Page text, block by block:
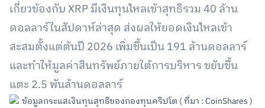
เกี่ยวข้องกับ XRP มีเงินทุนไหลเข้าสุทธิรวม 40 ล้าน
ดอลลาร์ในสัปดาห์ล่าสุด ส่งผลให้ยอดเงินไหลเข้า
สะสมตั้งแต่ต้นปี 2026 เพิ่มขึ้นเป็น 191 ล้านดอลลาร์
และทำให้มูลค่าสินทรัพย์ภายใต้การบริหาร ขยับขึ้น
แตะ 2.5 พันล้านดอลลาร์